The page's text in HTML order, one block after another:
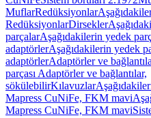
MuflarRedüksiyonlar
RedüksiyonlarDirsekler
parçalarAşağıdakilerin yedek
adaptörlerAşağıdakilerin yedek
adaptörlerAdaptörler ve
parçası Adaptörler ve bağlantılar,
sökülebilirKılavuzlar
Mapress CuNiFe, FKM mavi
Mapress CuNiFe, FKM mavi